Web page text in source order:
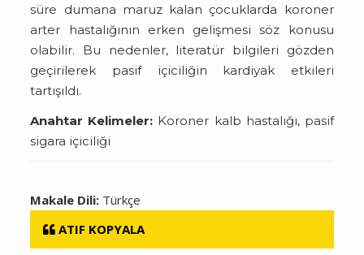
süre dumana maruz kalan çocuklarda koroner
arter hastalığının erken gelişmesi söz konusu
olabilir. Bu nedenler, literatür bilgileri gözden
geçirilerek pasif içiciliğin kardiyak etkileri
tartışıldı.
Anahtar Kelimeler: Koroner kalb hastalığı, pasif
sigara içiciliği
Makale Dili: Türkçe
ATIF KOPYALA